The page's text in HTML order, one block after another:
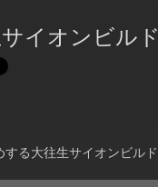
イオンビルド
する大往生サイオンビルド